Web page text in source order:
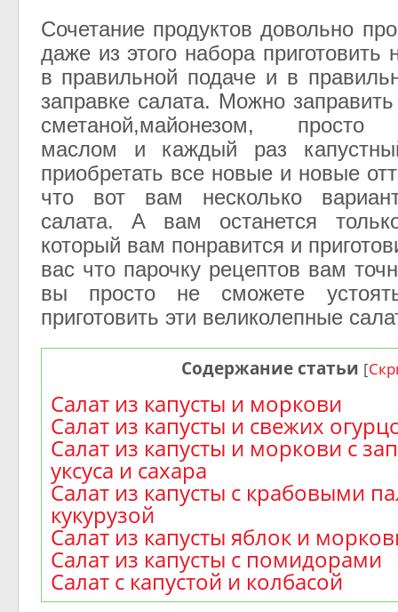
Сочетание продуктов довольно
даже из этого набора приготовить
в правильной подаче и в
заправке салата. Можно
сметаной,майонезом, просто
маслом и каждый раз
приобретать все новые и новые
что вот вам несколько
салата. А вам останется
который вам понравится и
вас что парочку рецептов вам
вы просто не сможете
приготовить эти великолепные
Содержание статьи [
Салат из капусты и моркови
Салат из капусты и свежих
Салат из капусты и моркови с
уксуса и сахара
Салат из капусты с крабовыми
кукурузой
Салат из капусты яблок и
Салат из капусты с помидорами
Салат с капустой и колбасой